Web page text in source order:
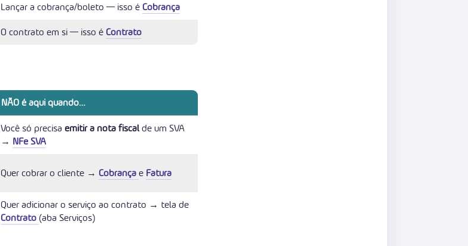
Lançar a cobrança/boleto — isso é Cobrança
O contrato em si — isso é Contrato
NÃO é aqui quando…
Você só precisa emitir a nota fiscalde um SVA
→ NFe SVA
Quer cobrar o cliente → Cobrançae Fatura
Quer adicionar o serviço ao contrato → tela de
Contrato (aba Serviços)